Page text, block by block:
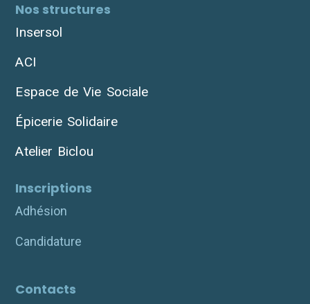
Nos structures
Insersol
ACI
Espace de Vie Sociale
Épicerie Solidaire
Atelier Biclou
Inscriptions
Adhésion
Candidature
Contacts